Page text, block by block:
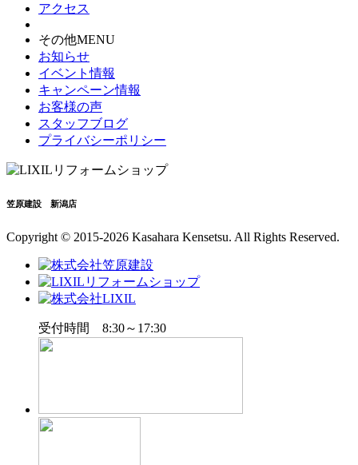
アクセス
その他MENU
お知らせ
イベント情報
キャンペーン情報
お客様の声
スタッフブログ
プライバシーポリシー
笠原建設 新潟店
Copyright © 2015-2026 Kasahara Kensetsu. All Rights Reserved.
受付時間 8:30～17:30